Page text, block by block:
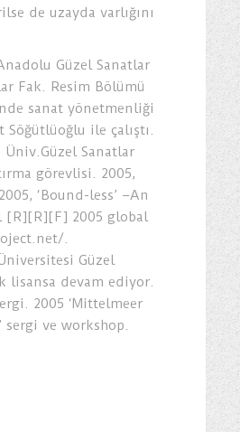
de uzayda varlığını
Güzel Sanatlar
Fak. Resim Bölümü
sanat yönetmenliği
Söğütlüoğlu ile çalıştı.
Üniv.Güzel Sanatlar
görevlisi. 2005,
‘Bound-less’ –An
[R][R][F] 2005 global
.
Güzel
lisansa devam ediyor.
2005 ‘Mittelmeer
sergi ve workshop.